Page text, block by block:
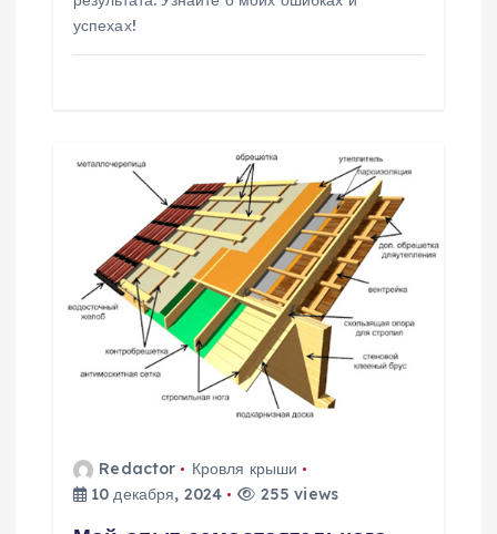
успехах!
Redactor
Кровля крыши
10 декабря, 2024
255 views